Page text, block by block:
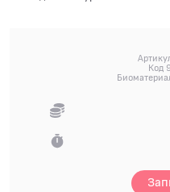
Код